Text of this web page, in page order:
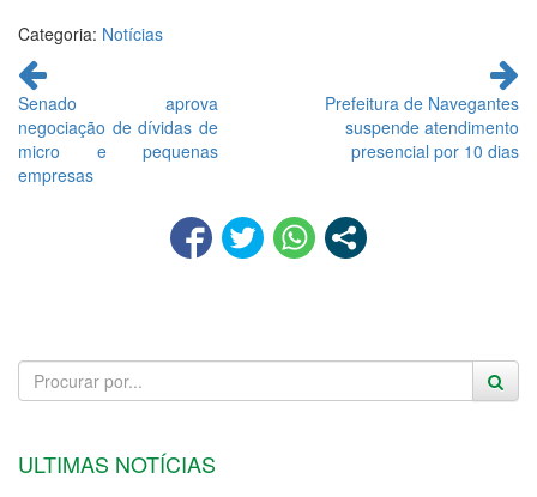
Categoria: Notícias
Continue
lendo
Senado aprova
negociação de dívidas de
micro e pequenas
empresas
Prefeitura de Navegantes
suspende atendimento
presencial por 10 dias
ULTIMAS NOTÍCIAS